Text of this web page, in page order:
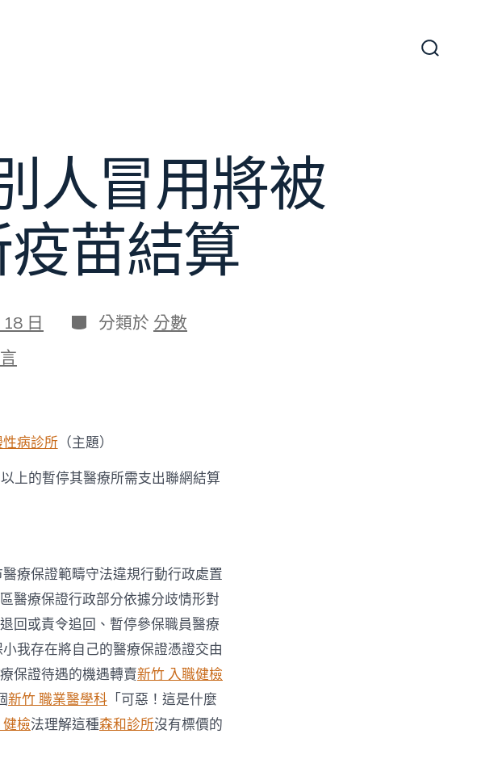
人冒用將被
苗結算
日 分
類
分類於 分數
病診所 （主題）
上的暫停其醫療所需支出聯網結算
療保證範疇守法違規行動行政處置
醫療保證行政部分依據分歧情形對
回或責令追回、暫停參保職員醫療
我存在將自己的醫療保證憑證交由
保證待遇的機遇轉賣新竹 入職健檢
新竹 職業醫學科 「可惡！這是什麼
檢法理解這種森和診所沒有標價的